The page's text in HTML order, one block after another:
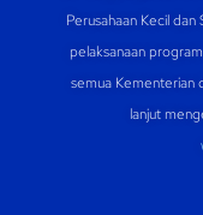
Perusahaan Kecil
pelaksanaan
semua Kementerian
lanjut